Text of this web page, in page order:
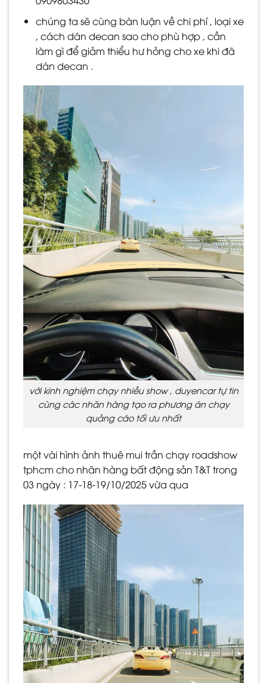
chúng ta sẽ cùng bàn luận về chi phí , loại xe
, cách dán decan sao cho phù hợp , cần
làm gì để giảm thiểu hư hỏng cho xe khi đã
dán decan .
với kinh nghiệm chạy nhiều show , duyencar tự tin
cùng các nhãn hàng tạo ra phương án chạy
quảng cáo tối ưu nhất
một vài hình ảnh thuê mui trần chạy roadshow
tphcm cho nhãn hàng bất động sản T&T trong
03 ngày : 17-18-19/10/2025 vừa qua